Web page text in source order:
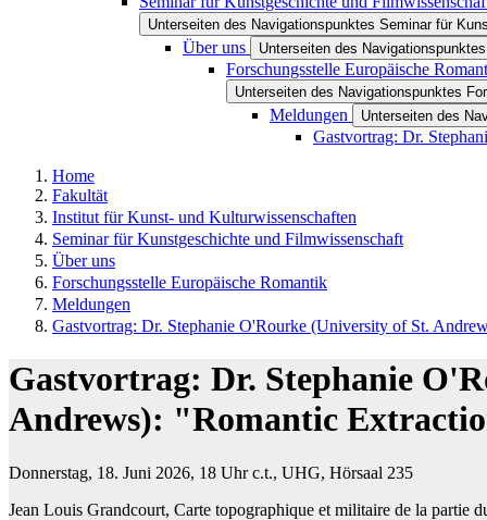
Unterseiten des Navigationspunktes Seminar für
Über uns Unterseiten des
Forschungsstelle Europäische
Unterseiten des Navigationspunktes
Meldungen Unterseiten des
Gastvortrag: Dr.
Home
Fakultät
Institut für Kunst- und Kulturwissenschaften
Seminar für Kunstgeschichte und Filmwissenschaft
Über uns
Forschungsstelle Europäische Romantik
Meldungen
Gastvortrag: Dr. Stephanie O'Rourke (University of St.
Gastvortrag: Dr. Stephanie
Andrews): "Romantic
Donnerstag, 18. Juni 2026, 18 Uhr c.t., UHG, Hörsaal 235
Jean Louis Grandcourt, Carte topographique et militaire de la partie